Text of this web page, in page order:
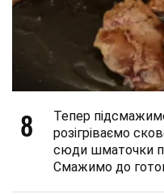
8
Тепер
розігріваємо
сюди шматочки
Смажимо до